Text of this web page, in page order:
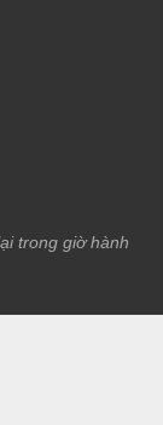
trong giờ hành